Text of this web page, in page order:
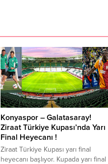
Konyaspor – Galatasaray!
Ziraat Türkiye Kupası’nda Yarı
Final Heyecanı !
Ziraat Türkiye Kupası yarı final
heyecanı başlıyor. Kupada yarı final